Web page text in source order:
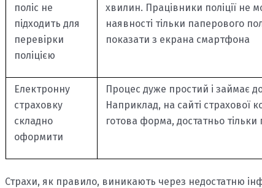
поліс не
підходить для
перевірки
поліцією
хвилин. Працівники поліції не
наявності тільки паперового
показати з екрана смартфона
Електронну
страховку
складно
оформити
Процес дуже простий і займає
Наприклад, на сайті страхової
готова форма, достатньо тільки
Страхи, як правило, виникають через недостатню